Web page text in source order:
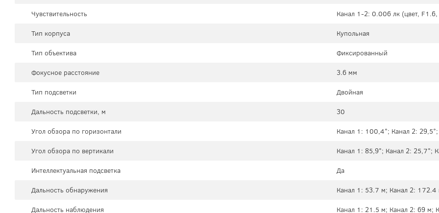
Чувствительность
Канал 1-2: 0.006 лк (цвет,
Тип корпуса
Купольная
Тип объектива
Фиксированный
Фокусное расстояние
3.6 мм
Тип подсветки
Двойная
Дальность подсветки, м
30
Угол обзора по горизонтали
Канал 1: 100,4°; Канал 2:
Угол обзора по вертикали
Канал 1: 85,9°; Канал 2: 25,7°;
Интеллектуальная подсветка
Да
Дальность обнаружения
Канал 1: 53.7 м; Канал 2:
Дальность наблюдения
Канал 1: 21.5 м; Канал 2: 69 м;